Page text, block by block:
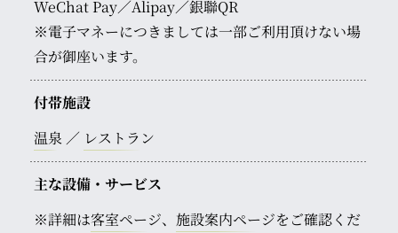
WeChat Pay／Alipay／銀聯QR
※電子マネーにつきましては一部ご利用頂けない場
合が御座います。
付帯施設
温泉
レストラン
主な設備・サービス
※詳細は客室ページ、 施設案内ページをご確認くだ